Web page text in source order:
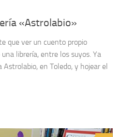
«Astrolabio»
que ver un cuento propio
librería, entre los suyos. Ya
en Toledo, y hojear el